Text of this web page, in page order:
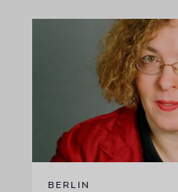
BERLIN